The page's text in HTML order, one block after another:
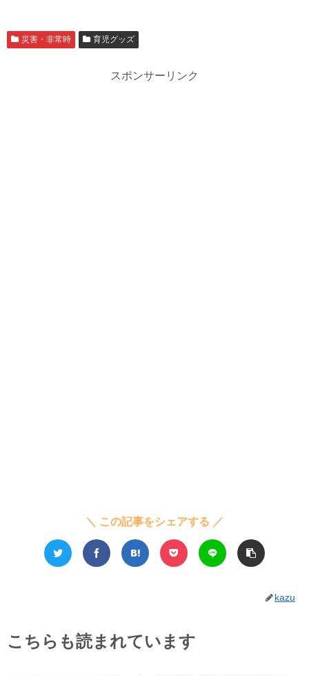
災害・非常時 育児グッズ
スポンサーリンク
＼ この記事をシェアする ／
kazu
こちらも読まれています